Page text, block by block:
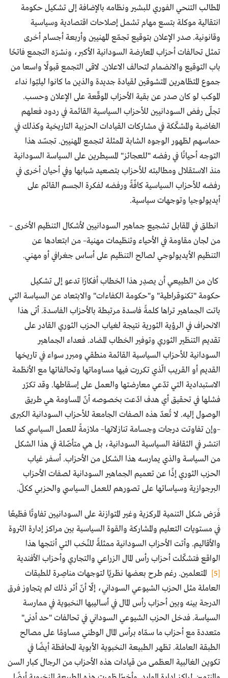
المطالب التنحي الفوري للبشير ونظامه بالإضافة إلى تشكيل حكومة
انتقالية موكلة بتسع مهام تشمل إصلاحات اقتصادية وسياسية
وقانونية. صدر الإعلان بتوقيع تجمّع المهنيين وأربعة أجسام أخرى
تمثل تحالفات أحزاب المعارضة السودانية الأكبر، ونشرَه التجمع فاتحًا
باب التوقيع والانضمام لتحالف الاعلان. لاقى التجمع قبولًا واسعا من
جموع المتظاهرين المتشوقين لقيادة جديدة والذين ما كانوا ليلبّوا نداء
الموكب لو كان صدر عن بقية الأحزاب الموقّعة على الإعلان وحسب.
تجلّى رفض السودانيين للأحزاب السياسية القائمة في ردود فعلهم
الغاضبة والمشكّكة في مشاركات القيادات الحزبية التاريخية وكذلك في
حماسهم لظهور الوجوه الشابة الممثلة لتجمع المهنيين. تجسّد هذا
التوجه أحيانًا في رفضه "للعجائز" المسيطرين على السياسة السودانية
منذ الاستقلال ومطالبته للأحزاب بتصعيد شبابها وفي أحيان أخرى في
رفضه للأحزاب السياسية كافّةً ورفضه لفكرة الجسم القائم على
أيديولوجيا وتوجهات سياسية.
انطلق في المقابل تشجيع جماهير السودانيين لأشكال التنظيم الأخرى –
من لجان مقاومة في الأحياء وتنظيمات مهنية– من ابتعادها عن
التنظيم الأيديولوجي لصالح التنظيم على أساس جغرافي أو مهني.
كان من الطبيعي أن يصدِر هذا الخطاب أفكارًا تدعو إلى تشكيل
حكومة "تكنوقراطية" و"حكومة الكفاءات" والابتعاد عن السياسة التي
باتت الجماهير تراها كلمةً فاسدة مرتبطة بالأحزاب الفاسدة. أتى هذا
الانحراف في الرؤية الثورية نتيجة لغياب الحزب الثوري القادر على
تقديم التنظير الثوري وتوفير الخطاب المضاد. فعداء الجماهير
السودانية للأحزاب السياسية القائمة منطقي ومبرر سواء في تاريخها
القديم أو القريب الّذي تكررت فيها مساوماتها وتحالفاتها مع الأنظمة
الاستبدادية التي تدّعي معارضتها والعمل على إسقاطها. وقد تكرّر
فشلها في تحقيق أي هدف ادّعت بخصوصه أنّ المساومة هي طريق
الوصول إليه. لا تُعدّ هذه الصفات الجامعة للأحزاب السودانية الكبرى
–وإن تفاوتت درجات وجسامة تنازلاتها– ملازمةً للعمل السياسي كما
انتشر في الثقافة السياسية السودانية، بل هي متأصّلة في هذا الشكل
من السياسة والذي يمارسه هذا الشكل من الأحزاب. أسفر غياب
الحزب الثوري إذًا عن تعميم الجماهير السودانية لصفات الأحزاب
البرجوازية وسياساتها على تصورهم للعمل السياسي والحزبي ككلّ.
فَرَض شكل التنمية المركزية وغير المتوازنة على السودانيين تفاوتًا فظيعًا
في مستويات التعليم والمشاركة والقوة السياسية بين مراكز إدارة الثروة
والأقاليم. وأتت الأحزاب السودانية ممثلةً للنّخب التي أنتجها هذا
الواقع فتشكّلت أحزاب رأس المال الزراعي والتجاري وأحزاب الأفندية
[5]
المتعلمين. رغم طرح بعضها نظريًا لتوجهات مناصِرة للطبقات
العاملة مثل الحزب الشيوعي السوداني، إلّا أنّ أثر ذلك لم يتجاوز فرق
الدرجة بينه وبين أحزاب رأس المال في أساليبها النخبوية في ممارسة
السياسة. فدخل الحزب الشيوعي السوداني في تحالفات "حد أدنى"
متعددة مع أحزاب ما سمّاه برأس المال الوطني مساومًا على مصالح
الطبقة العاملة. تظهر الطبيعة النخبوية الأبوية المحافظة أيضًا في
تكوين الغالبية العظمى من قيادات هذه الأحزاب من الرجال كبار السن